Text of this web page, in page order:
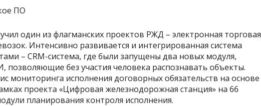
один из флагманских проектов РЖД – электронная торговая
Интенсивно развивается и интегрированная система
– CRM-система, где были запущены два новых модуля,
без участия человека распознавать объекты.
мониторинга исполнения договорных обязательств на основе
проекта «Цифровая железнодорожная станция» на 66
планирования контроля исполнения.